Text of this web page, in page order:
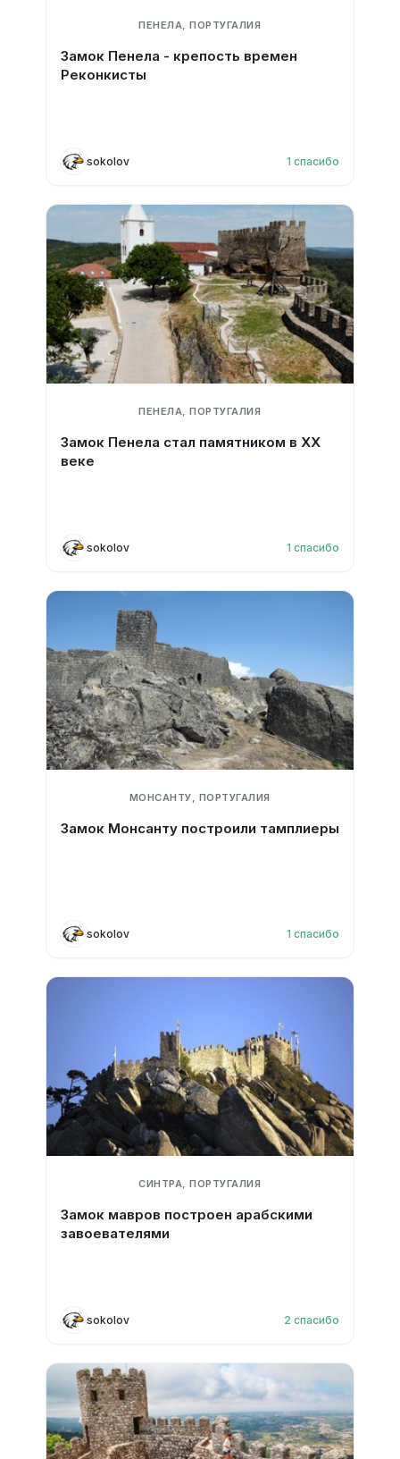
ПЕНЕЛА, ПОРТУГАЛИЯ
Замок Пенела - крепость времен
Реконкисты
sokolov 1 спасибо
ПЕНЕЛА, ПОРТУГАЛИЯ
Замок Пенела стал памятником в XX
веке
sokolov 1 спасибо
МОНСАНТУ, ПОРТУГАЛИЯ
Замок Монсанту построили тамплиеры
sokolov 1 спасибо
СИНТРА, ПОРТУГАЛИЯ
Замок мавров построен арабскими
завоевателями
sokolov 2 спасибо